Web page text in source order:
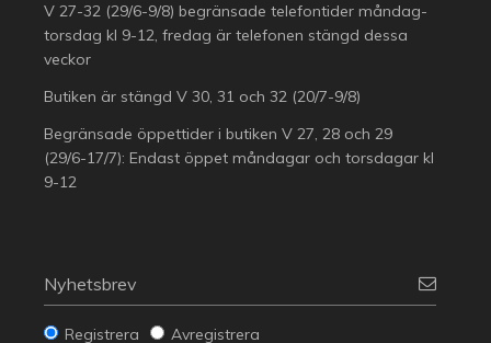
V 27-32 (29/6-9/8) begränsade telefontider måndag-
torsdag kl 9-12, fredag är telefonen stängd dessa
veckor
Butiken är stängd V 30, 31 och 32 (20/7-9/8)
Begränsade öppettider i butiken V 27, 28 och 29
(29/6-17/7): Endast öppet måndagar och torsdagar kl
9-12
Nyhetsbrev
Registrera Avregistrera